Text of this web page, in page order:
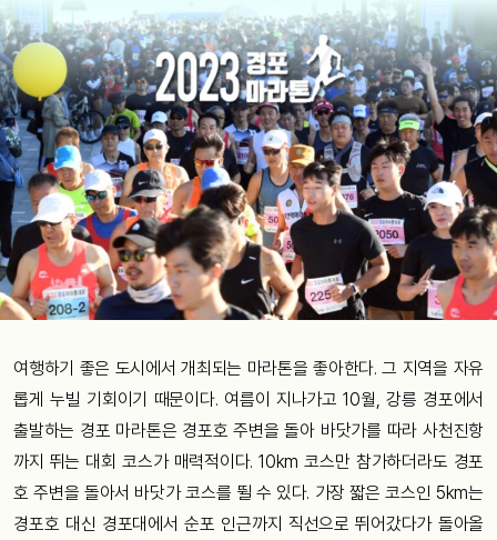
여행하기 좋은 도시에서 개최되는 마라톤을 좋아한다. 그 지역을 자유
롭게 누빌 기회이기 때문이다. 여름이 지나가고 10월, 강릉 경포에서
출발하는 경포 마라톤은 경포호 주변을 돌아 바닷가를 따라 사천진항
까지 뛰는 대회 코스가 매력적이다. 10km 코스만 참가하더라도 경포
호 주변을 돌아서 바닷가 코스를 뛸 수 있다. 가장 짧은 코스인 5km는
경포호 대신 경포대에서 순포 인근까지 직선으로 뛰어갔다가 돌아올